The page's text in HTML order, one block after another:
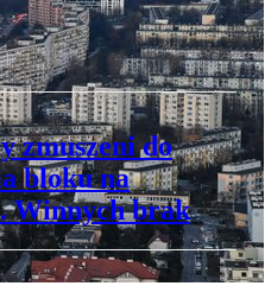
lukę w prawie
zmuszeni do
bloku na
Winnych brak